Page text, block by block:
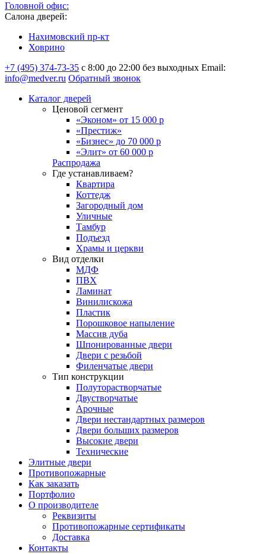
Головной офис:
Салона дверей:
Нахимовский пр-кт
Ховрино
+7 (495) 374-73-35 с 8:00 до 22:00 без выходных Email:
info@medver.ru Обратный звонок
Каталог дверей
Ценовой сегмент
«Эконом» от 15 000 р
«Престиж»
«Бизнес» до 70 000 р
«Элит» от 60 000 р
Распродажа
Где устанавливаем?
Квартира
Коттедж
Загородный дом
Уличные
Тамбур
Подъезд
Храмы и церкви
Вид отделки
МДФ
ПВХ
Ламинат
Винилискожа
Пластик
Порошковое напыление
Массив дуба
Шпонированные двери
Двери с резьбой
Филенчатые двери
Тип конструкции
Полуторастворчатые
Двустворчатые
Арочные
Двери нестандартных размеров
Двери больших размеров
Высокие двери
Технические
Элитные двери
Противопожарные
Как заказать
Портфолио
О производителе
Реквизиты
Противопожарные сертификаты
Доставка
Контакты